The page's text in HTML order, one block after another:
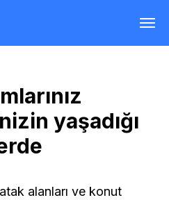
yaşadığı
alanları ve konut